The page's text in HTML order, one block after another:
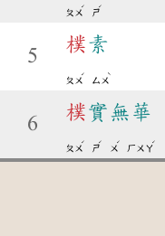
ㄆㄨ
ˊ
ㄕ
ˊ
5
樸素
ㄆㄨ
ˊ
ㄙㄨ
ˋ
6
樸實無華
ㄆㄨ
ˊ
ㄕ
ˊ
ㄨ
ˊ
ㄏㄨㄚ
ˊ